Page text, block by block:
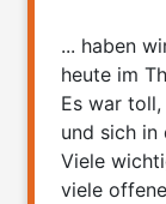
... haben
heute im
Es war
und sich in
Viele
viele